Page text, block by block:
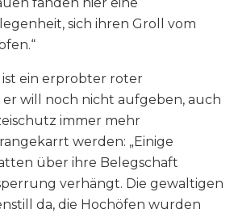
sich ihren Groll vom
ein erprobter roter
will noch nicht aufgeben, auch
immer mehr
werden: „Einige
über ihre Belegschaft
verhängt. Die gewaltigen
da, die Hochöfen wurden